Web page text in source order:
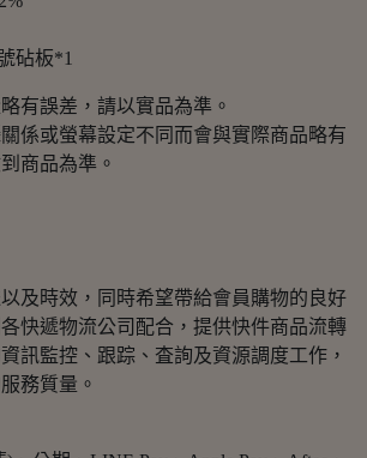
砧板*1
有誤差，請以實品為準。
係或螢幕設定不同而會與實際商品略有
商品為準。
及時效，同時希望帶給會員購物的良好
快遞物流公司配合，提供快件商品流轉
訊監控、跟踪、査詢及資源調度工作，
務質量。